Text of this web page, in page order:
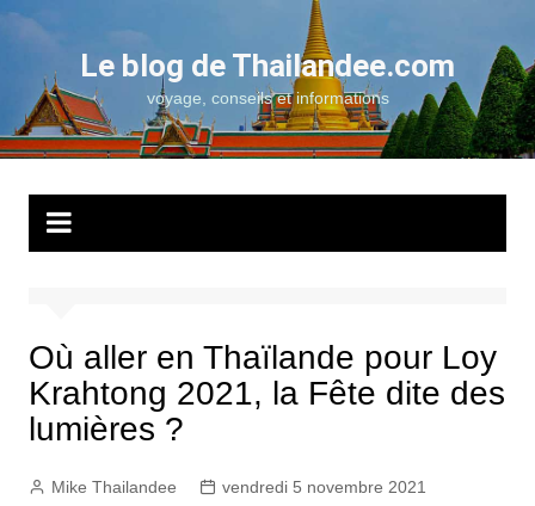
Aller
contenu
Le blog de Thailandee.com
voyage, conseils et informations
Où aller en Thaïlande pour Loy
Krahtong 2021, la Fête dite des
lumières ?
Mike Thailandee
vendredi 5 novembre 2021